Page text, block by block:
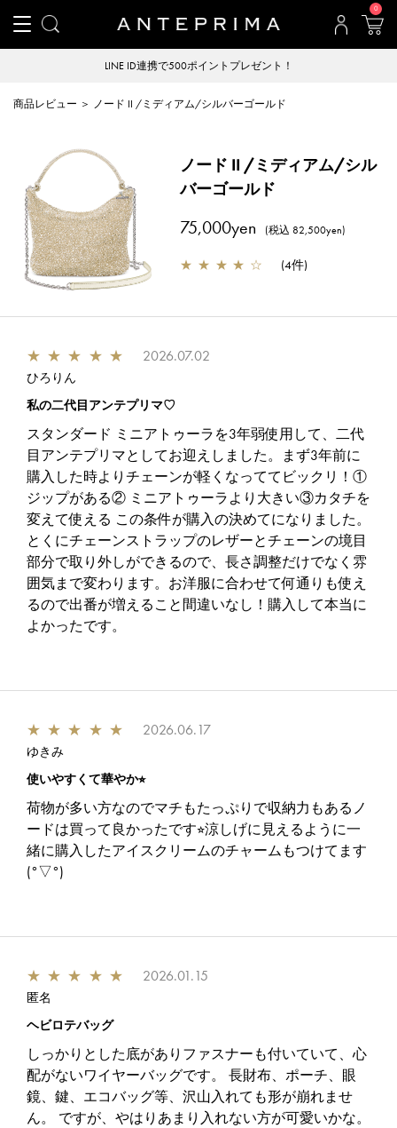
0
LINE ID連携で500ポイントプレゼント！
商品レビュー ＞ ノード II /ミディアム/シルバーゴールド
ノード II /ミディアム/シル
バーゴールド
75,000yen (税込 82,500yen)
★ ★ ★ ★ ☆ (4件)
★ ★ ★ ★ ★ 2026.07.02
ひろりん
私の二代目アンテプリマ♡
スタンダード ミニアトゥーラを3年弱使用して、二代
目アンテプリマとしてお迎えしました。まず3年前に
購入した時よりチェーンが軽くなっててビックリ！①
ジップがある② ミニアトゥーラより大きい③カタチを
変えて使える この条件が購入の決めてになりました。
とくにチェーンストラップのレザーとチェーンの境目
部分で取り外しができるので、長さ調整だけでなく雰
囲気まで変わります。お洋服に合わせて何通りも使え
るので出番が増えること間違いなし！購入して本当に
よかったです。
★ ★ ★ ★ ★ 2026.06.17
ゆきみ
使いやすくて華やか⭐︎
荷物が多い方なのでマチもたっぷりで収納力もあるノ
ードは買って良かったです⭐︎涼しげに見えるように一
緒に購入したアイスクリームのチャームもつけてます
(°▽°)
★ ★ ★ ★ ★ 2026.01.15
匿名
ヘビロテバッグ
しっかりとした底がありファスナーも付いていて、心
配がないワイヤーバッグです。 長財布、ポーチ、眼
鏡、鍵、エコバッグ等、沢山入れても形が崩れませ
ん。 ですが、やはりあまり入れない方が可愛いかな。